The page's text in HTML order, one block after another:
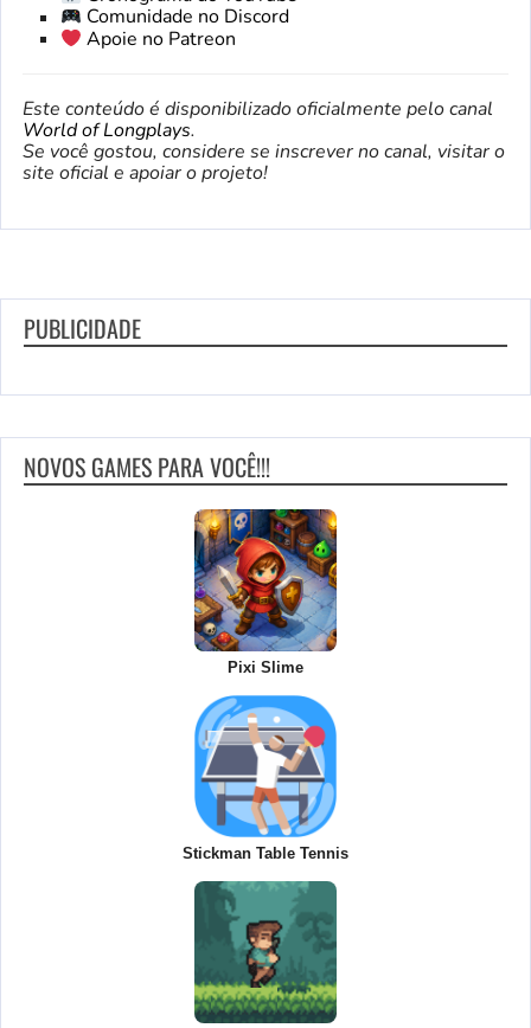
Comunidade no Discord
Apoie no Patreon
Este conteúdo é disponibilizado oficialmente pelo canal
World of Longplays.
Se você gostou, considere se inscrever no canal, visitar o
site oficial e apoiar o projeto!
PUBLICIDADE
NOVOS GAMES PARA VOCÊ!!!
Pixi Slime
Stickman Table Tennis